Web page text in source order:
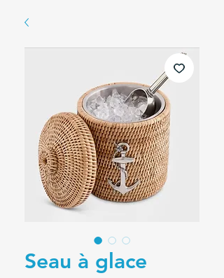
Seau à glace